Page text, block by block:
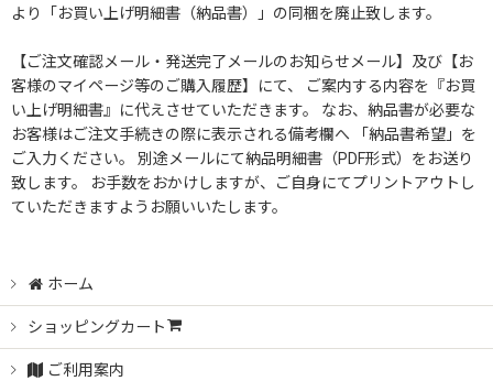
より「お買い上げ明細書（納品書）」の同梱を廃止致します。
【ご注文確認メール・発送完了メールのお知らせメール】及び【お
客様のマイページ等のご購入履歴】にて、 ご案内する内容を『お買
い上げ明細書』に代えさせていただきます。 なお、納品書が必要な
お客様はご注文手続きの際に表示される備考欄へ 「納品書希望」を
ご入力ください。 別途メールにて納品明細書（PDF形式）をお送り
致します。 お手数をおかけしますが、ご自身にてプリントアウトし
ていただきますようお願いいたします。
ホーム
ショッピングカート
ご利用案内